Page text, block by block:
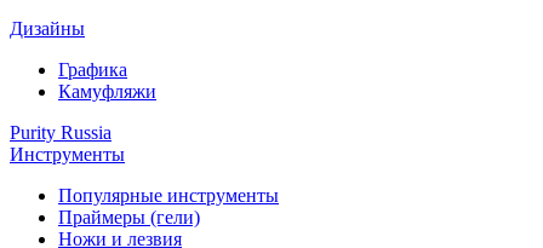
Дизайны
Графика
Камуфляжи
Purity Russia
Инструменты
Популярные инструменты
Праймеры (гели)
Ножи и лезвия